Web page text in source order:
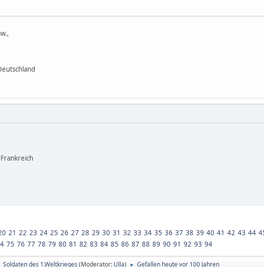
21 22 23 24 25 26 27 28 29 30 31 32 33 34 35 36 37 38 39 40 41 42 43 44
75 76 77 78 79 80 81 82 83 84 85 86 87 88 89 90 91 92 93 94
Soldaten des 1.Weltkrieges (Moderator: Ulla) ► Gefallen heute vor 100 Jahren